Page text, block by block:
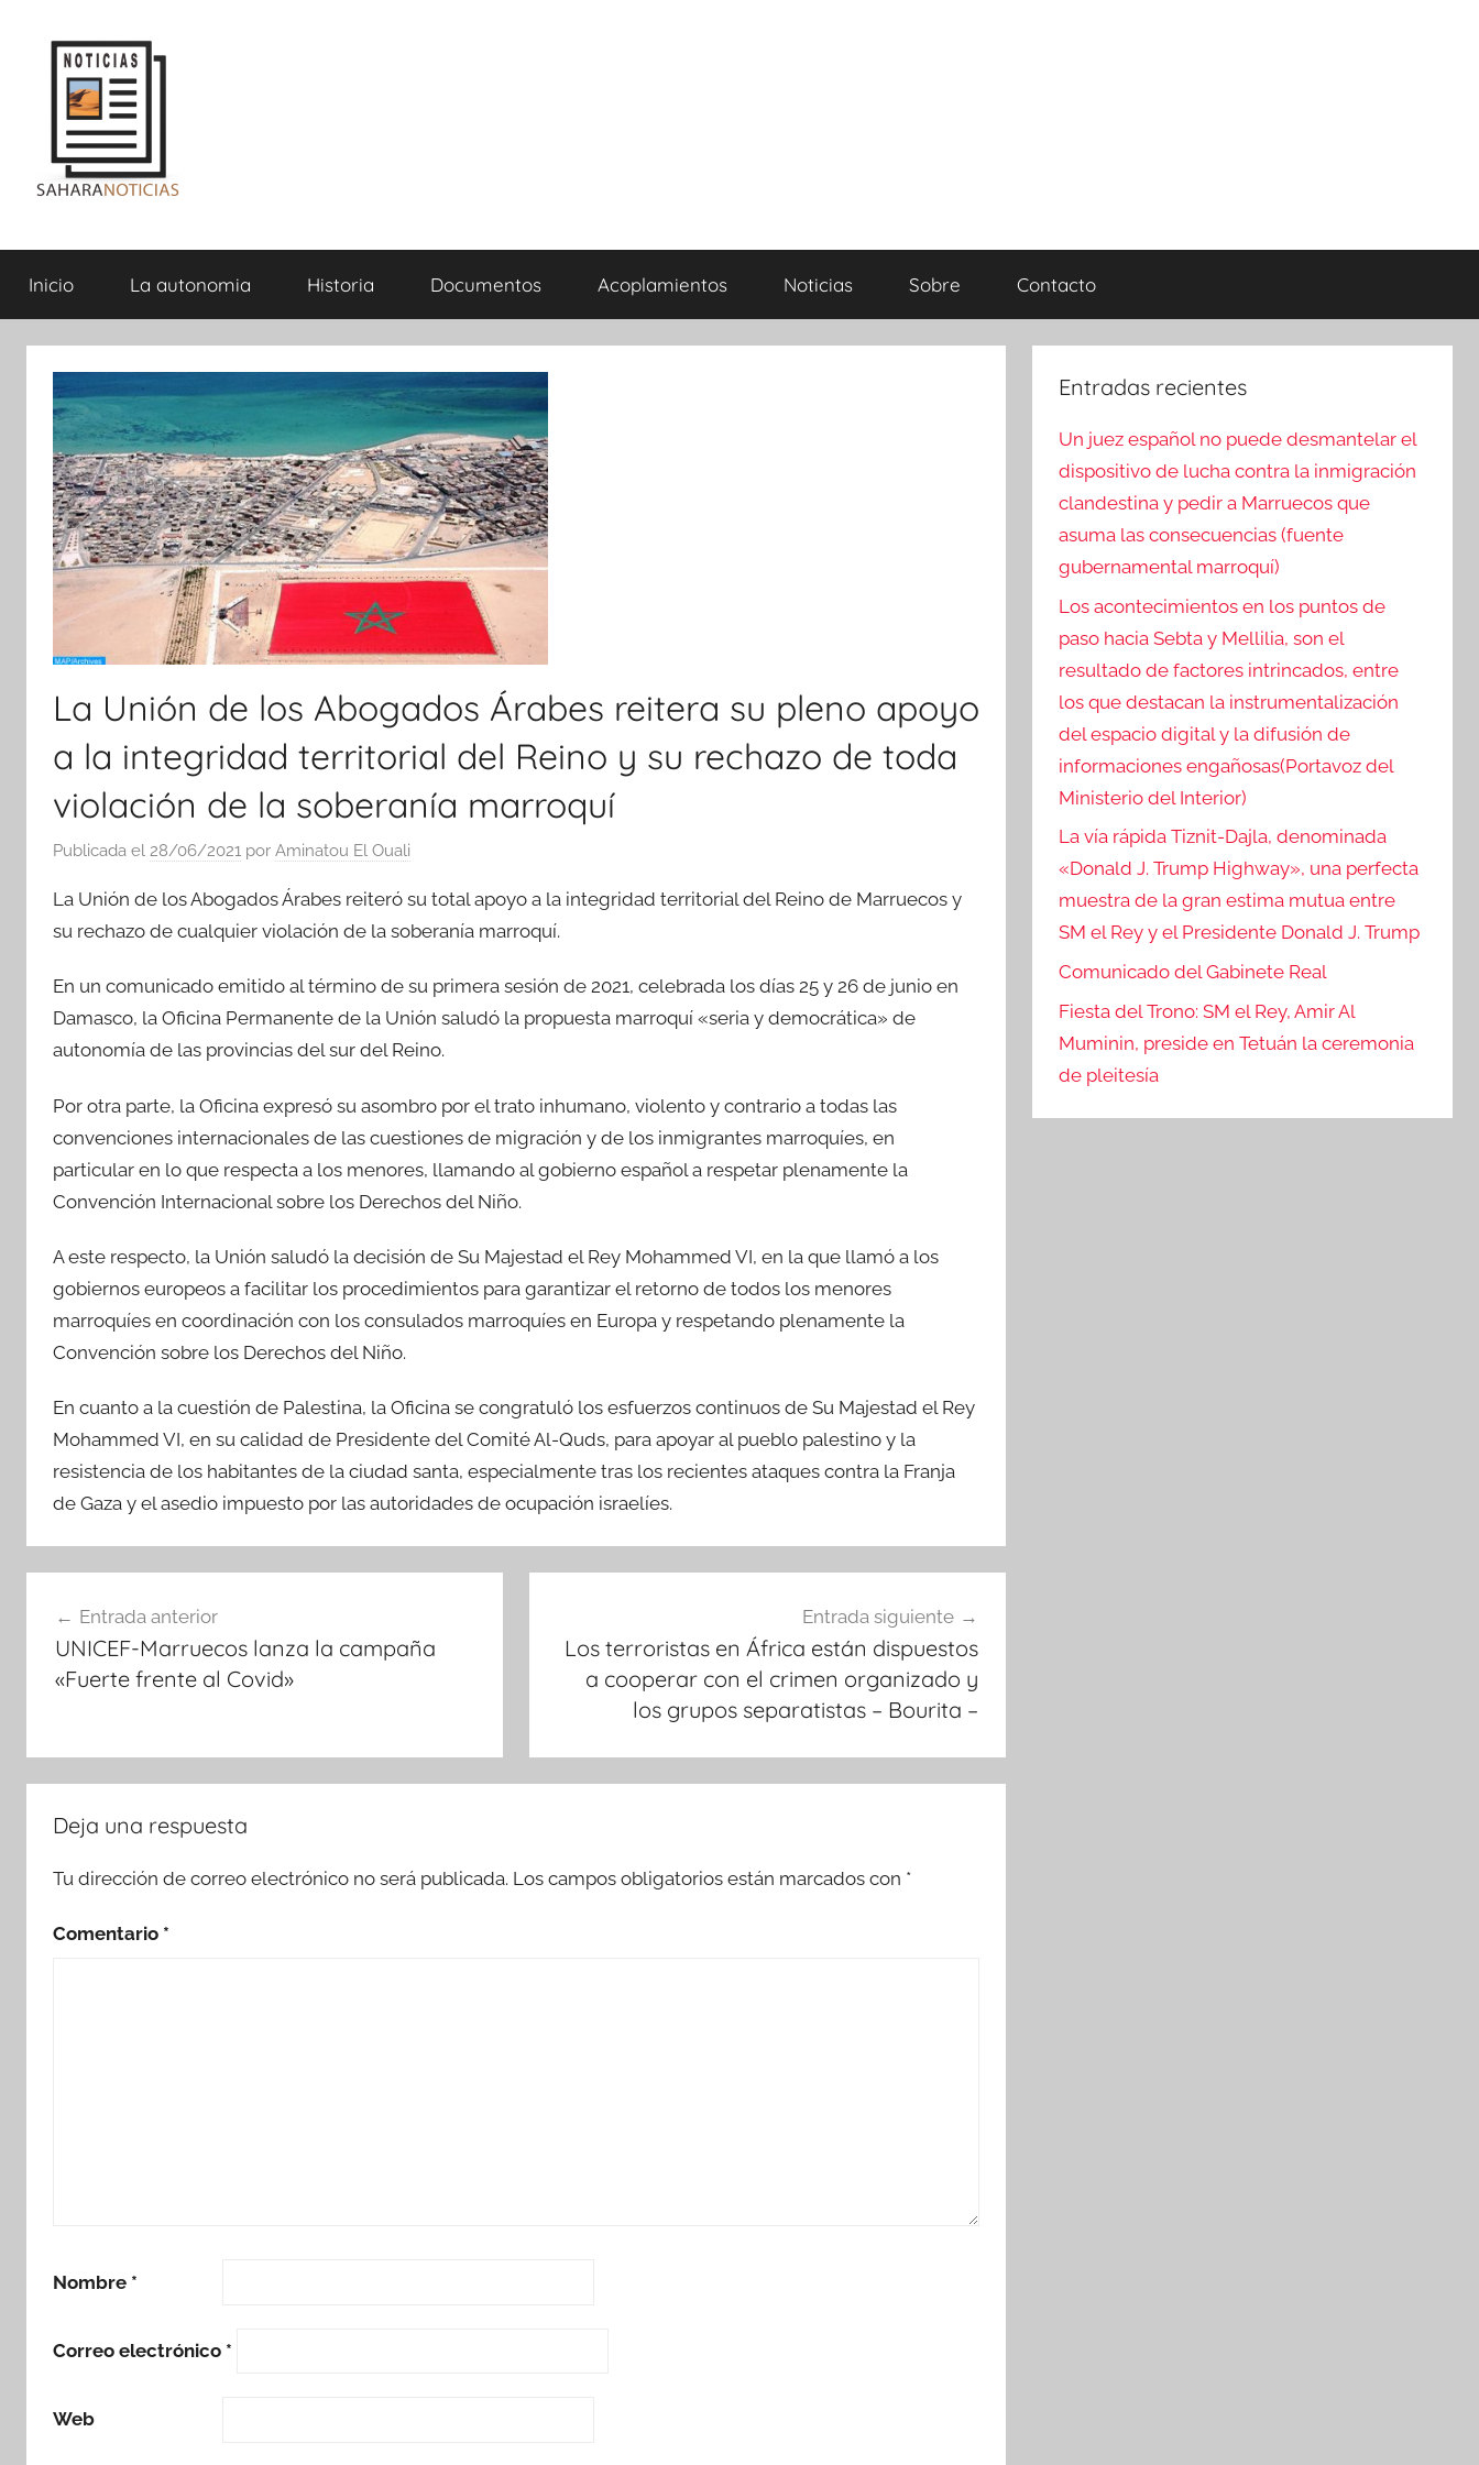
contenido
Sahara
Noticias
Inicio La autonomia Historia Documentos Acoplamientos Noticias Sobre Contacto
La Unión de los Abogados Árabes reitera su pleno apoyo
a la integridad territorial del Reino y su rechazo de toda
violación de la soberanía marroquí
Publicada el 28/06/2021 por Aminatou El Ouali
La Unión de los Abogados Árabes reiteró su total apoyo a la integridad territorial del Reino de Marruecos y
su rechazo de cualquier violación de la soberanía marroquí.
En un comunicado emitido al término de su primera sesión de 2021, celebrada los días 25 y 26 de junio en
Damasco, la Oficina Permanente de la Unión saludó la propuesta marroquí «seria y democrática» de
autonomía de las provincias del sur del Reino.
Por otra parte, la Oficina expresó su asombro por el trato inhumano, violento y contrario a todas las
convenciones internacionales de las cuestiones de migración y de los inmigrantes marroquíes, en
particular en lo que respecta a los menores, llamando al gobierno español a respetar plenamente la
Convención Internacional sobre los Derechos del Niño.
A este respecto, la Unión saludó la decisión de Su Majestad el Rey Mohammed VI, en la que llamó a los
gobiernos europeos a facilitar los procedimientos para garantizar el retorno de todos los menores
marroquíes en coordinación con los consulados marroquíes en Europa y respetando plenamente la
Convención sobre los Derechos del Niño.
En cuanto a la cuestión de Palestina, la Oficina se congratuló los esfuerzos continuos de Su Majestad el Rey
Mohammed VI, en su calidad de Presidente del Comité Al-Quds, para apoyar al pueblo palestino y la
resistencia de los habitantes de la ciudad santa, especialmente tras los recientes ataques contra la Franja
de Gaza y el asedio impuesto por las autoridades de ocupación israelíes.
de
entradas
Entrada anterior
UNICEF-Marruecos lanza la campaña
«Fuerte frente al Covid»
Entrada siguiente
Los terroristas en África están dispuestos
a cooperar con el crimen organizado y
los grupos separatistas – Bourita –
Deja una respuesta
Tu dirección de correo electrónico no será publicada. Los campos obligatorios están marcados con *
Comentario *
Nombre *
Correo electrónico *
Web
Entradas recientes
Un juez español no puede desmantelar el
dispositivo de lucha contra la inmigración
clandestina y pedir a Marruecos que
asuma las consecuencias (fuente
gubernamental marroquí)
Los acontecimientos en los puntos de
paso hacia Sebta y Mellilia, son el
resultado de factores intrincados, entre
los que destacan la instrumentalización
del espacio digital y la difusión de
informaciones engañosas(Portavoz del
Ministerio del Interior)
La vía rápida Tiznit-Dajla, denominada
«Donald J. Trump Highway», una perfecta
muestra de la gran estima mutua entre
SM el Rey y el Presidente Donald J. Trump
Comunicado del Gabinete Real
Fiesta del Trono: SM el Rey, Amir Al
Muminin, preside en Tetuán la ceremonia
de pleitesía